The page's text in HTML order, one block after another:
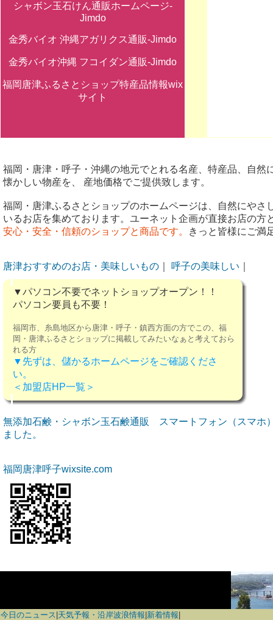
シャボン玉石けん通販ホームページ-
Jimdo
金秀バイオ 沖縄アガリクス通販-Jimdo
金秀バイオ沖縄 フコイダン通販-Jimdo
福岡唐津ふるさとショップ特産品情報wix
サイト
福岡・唐津・呼子・沖縄の地元でとれる名産、特産品、自
懐かしい物産を、 産地価格でご提供致します。
福岡・唐津ふるさとショップのホームページは、自然にや
いるお店を集めております。ユーネット企画が直接お店の
安心・安全・信頼のショップと商品です。
きっと皆様にご満
唐津おすすめのお店・美味しいもの 呼子の美味しい
▼パソコン不要でネットショップオープン！！
パソコン要員も不要！
福岡市、糸島地区から唐津・呼子・鎮西方面の方でこの、福
岡・唐津ふるさとショップに掲載してみたいなぁと考えておら
れる方
▼先ずは、儲かるホームページをご確認くださ
い。
＜加盟店HP一覧＞
無添加石鹸・シャボン玉石鹸通販 スマートフォン（スマホ
ました。
福岡唐津呼子wixsite.com
今日のニュース 天気予報・沿岸波浪情報 新着情報